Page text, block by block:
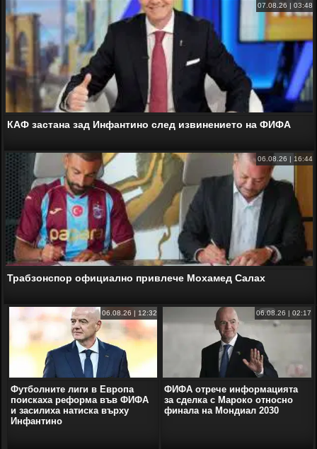
07.08.26 | 03:48
КАФ застана зад Инфантино след извинението на ФИФА
06.08.26 | 16:44
Трабзонспор официално привлече Мохамед Салах
06.08.26 | 12:32
Футболните лиги в Европа
поискаха реформа във ФИФА
и засилиха натиска върху
Инфантино
06.08.26 | 02:17
ФИФА отрече информацията
за сделка с Мароко относно
финала на Мондиал 2030